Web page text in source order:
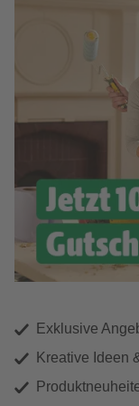
Exklusive
Kreative Ideen